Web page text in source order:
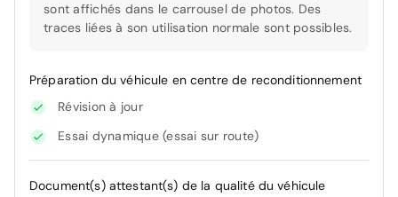
sont affichés dans le carrousel de photos. Des
traces liées à son utilisation normale sont possibles.
Préparation du véhicule en centre de reconditionnement
Révision à jour
Essai dynamique (essai sur route)
Document(s) attestant(s) de la qualité du véhicule